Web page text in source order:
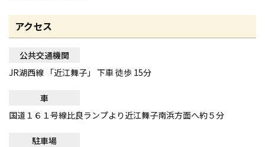
アクセス
公共交通機関
JR湖西線 「近江舞子」 下車 徒歩 15分
車
国道１６１号線比良ランプより近江舞子南浜方面へ約５分
駐車場